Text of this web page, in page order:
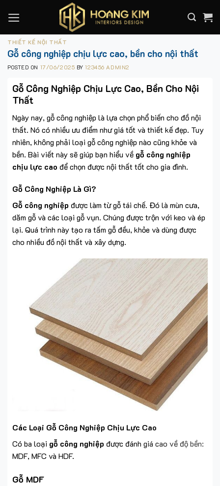
THIẾT KẾ NỘI THẤT
Gỗ công nghiệp chịu lực cao, bền cho nội thất
POSTED ON 17/06/2025 BY123456 ADMIN2
Gỗ Công Nghiệp Chịu Lực Cao, Bền Cho Nội
Thất
Ngày nay, gỗ công nghiệp là lựa chọn phổ biến cho đồ nội
thất. Nó có nhiều ưu điểm như giá tốt và thiết kế đẹp. Tuy
nhiên, không phải loại gỗ công nghiệp nào cũng khỏe và
bền. Bài viết này sẽ giúp bạn hiểu về gỗ công nghiệp
chịu lực cao để chọn được nội thất tốt cho gia đình.
Gỗ Công Nghiệp Là Gì?
Gỗ công nghiệp được làm từ gỗ tái chế. Đó là mùn cưa,
dăm gỗ và các loại gỗ vụn. Chúng được trộn với keo và ép
lại. Quá trình này tạo ra tấm gỗ đều, khỏe và dùng được
cho nhiều đồ nội thất và xây dựng.
Các Loại Gỗ Công Nghiệp Chịu Lực Cao
Có ba loại gỗ công nghiệp được đánh giá cao về độ bền:
MDF, MFC và HDF.
Gỗ MDF